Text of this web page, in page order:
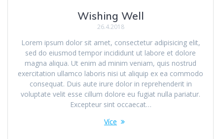
Wishing Well
26.4.2018
Lorem ipsum dolor sit amet, consectetur adipisicing elit,
sed do eiusmod tempor incididunt ut labore et dolore
magna aliqua. Ut enim ad minim veniam, quis nostrud
exercitation ullamco laboris nisi ut aliquip ex ea commodo
consequat. Duis aute irure dolor in reprehenderit in
voluptate velit esse cillum dolore eu fugiat nulla pariatur.
Excepteur sint occaecat…
Více